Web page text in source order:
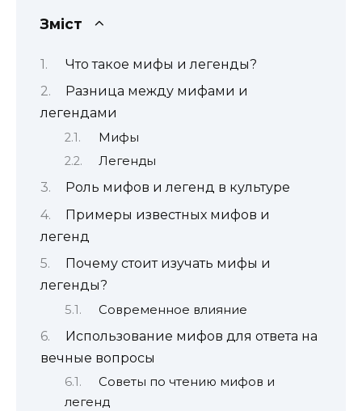
Зміст
Что такое мифы и легенды?
Разница между мифами и
легендами
Мифы
Легенды
Роль мифов и легенд в культуре
Примеры известных мифов и
легенд
Почему стоит изучать мифы и
легенды?
Современное влияние
Использование мифов для ответа на
вечные вопросы
Советы по чтению мифов и
легенд